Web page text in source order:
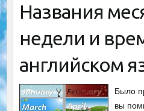
Названия
недели и
английском
Было
вы